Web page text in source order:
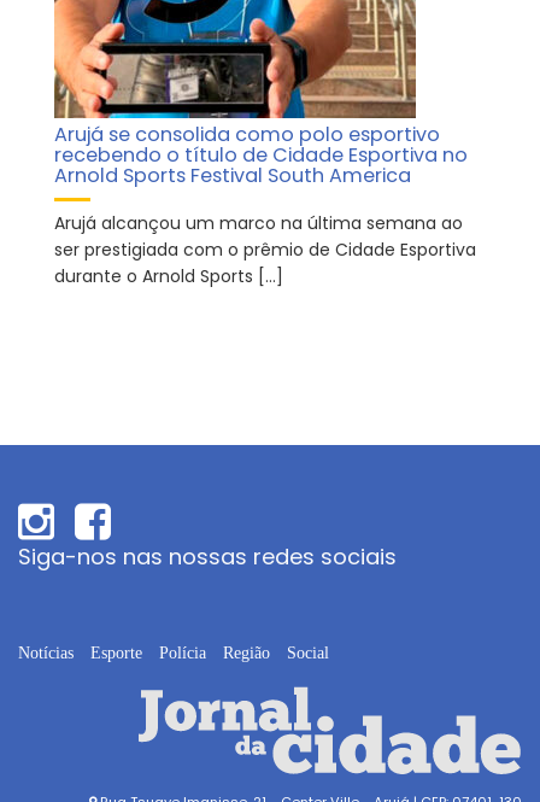
Arujá se consolida como polo esportivo
recebendo o título de Cidade Esportiva no
Arnold Sports Festival South America
Arujá alcançou um marco na última semana ao
ser prestigiada com o prêmio de Cidade Esportiva
durante o Arnold Sports […]
Siga-nos nas nossas redes sociais
Notícias Esporte Polícia Região Social